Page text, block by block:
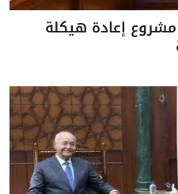
إعادة هيكلة